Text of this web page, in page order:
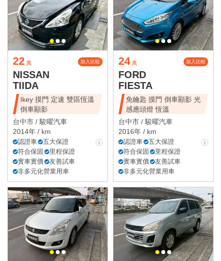
22 萬 加入比較
NISSAN
TIIDA
Ikey 摸門 定速 雙區恆溫
倒車顯影
台中市 /駿曜汽車
2014年 / km
認證車
五大保證
符合保固
里程保證
實車實價
友善試車
非多元化營業用車
24 萬 加入比較
FORD
FIESTA
免鑰匙 摸門 倒車顯影 光
感應頭燈 恆溫
台中市 /駿曜汽車
2016年 / km
認證車
五大保證
符合保固
里程保證
實車實價
友善試車
非多元化營業用車